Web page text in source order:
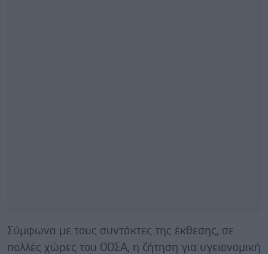
Σύμφωνα με τους συντάκτες της έκθεσης, σε
πολλές χώρες του ΟΟΣΑ, η ζήτηση για υγειονομική